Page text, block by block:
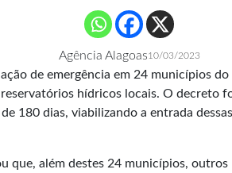
Agência Alagoas10/03/2023
de emergência em 24 municípios
hídricos locais. O decreto
180 dias, viabilizando a entrada
que, além destes 24 municípios, outros